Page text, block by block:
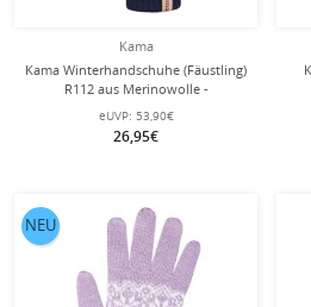
Kama
Kama Winterhandschuhe (Fäustling)
R112 aus Merinowolle -
navyblau/weiss - 1 Paar
eUVP: 53,90€
26,95€
NEU